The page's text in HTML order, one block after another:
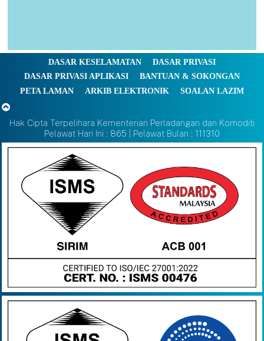
DASAR KESELAMATAN
DASAR PRIVASI
DASAR PRIVASI APLIKASI
BANTUAN & SOKONGAN
PETA LAMAN
ARKIB ELEKTRONIK SOALAN LAZIM
Hak Cipta Terpelihara Kementerian Perladangan dan Komoditi
Pelawat Hari Ini : 865 | Pelawat Bulan : 111310